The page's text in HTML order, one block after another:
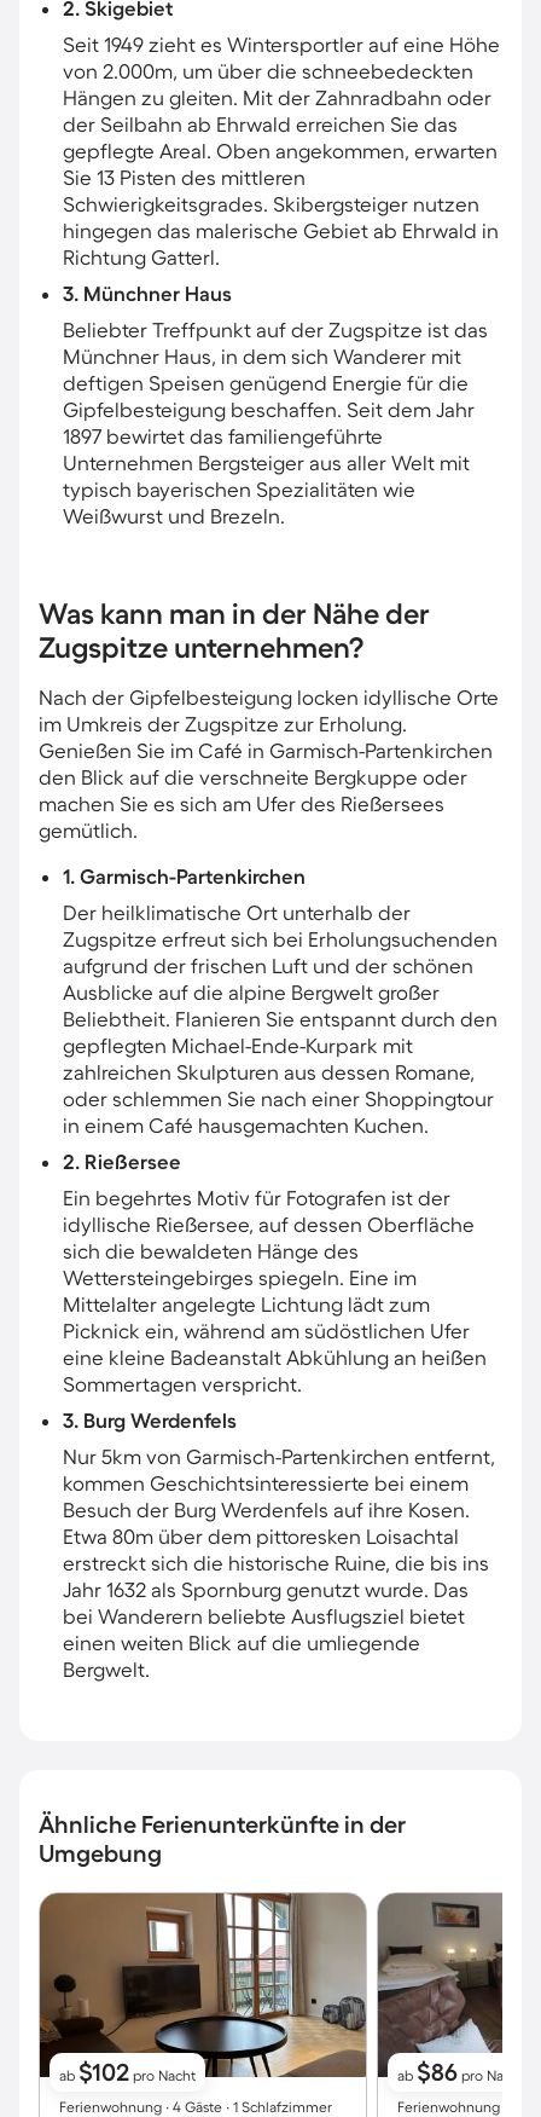
2. Skigebiet
Seit 1949 zieht es Wintersportler auf eine Höhe
von 2.000m, um über die schneebedeckten
Hängen zu gleiten. Mit der Zahnradbahn oder
der Seilbahn ab Ehrwald erreichen Sie das
gepflegte Areal. Oben angekommen, erwarten
Sie 13 Pisten des mittleren
Schwierigkeitsgrades. Skibergsteiger nutzen
hingegen das malerische Gebiet ab Ehrwald in
Richtung Gatterl.
3. Münchner Haus
Beliebter Treffpunkt auf der Zugspitze ist das
Münchner Haus, in dem sich Wanderer mit
deftigen Speisen genügend Energie für die
Gipfelbesteigung beschaffen. Seit dem Jahr
1897 bewirtet das familiengeführte
Unternehmen Bergsteiger aus aller Welt mit
typisch bayerischen Spezialitäten wie
Weißwurst und Brezeln.
Was kann man in der Nähe der
Zugspitze unternehmen?
Nach der Gipfelbesteigung locken idyllische Orte
im Umkreis der Zugspitze zur Erholung.
Genießen Sie im Café in Garmisch-Partenkirchen
den Blick auf die verschneite Bergkuppe oder
machen Sie es sich am Ufer des Rießersees
gemütlich.
1. Garmisch-Partenkirchen
Der heilklimatische Ort unterhalb der
Zugspitze erfreut sich bei Erholungsuchenden
aufgrund der frischen Luft und der schönen
Ausblicke auf die alpine Bergwelt großer
Beliebtheit. Flanieren Sie entspannt durch den
gepflegten Michael-Ende-Kurpark mit
zahlreichen Skulpturen aus dessen Romane,
oder schlemmen Sie nach einer Shoppingtour
in einem Café hausgemachten Kuchen.
2. Rießersee
Ein begehrtes Motiv für Fotografen ist der
idyllische Rießersee, auf dessen Oberfläche
sich die bewaldeten Hänge des
Wettersteingebirges spiegeln. Eine im
Mittelalter angelegte Lichtung lädt zum
Picknick ein, während am südöstlichen Ufer
eine kleine Badeanstalt Abkühlung an heißen
Sommertagen verspricht.
3. Burg Werdenfels
Nur 5km von Garmisch-Partenkirchen entfernt,
kommen Geschichtsinteressierte bei einem
Besuch der Burg Werdenfels auf ihre Kosen.
Etwa 80m über dem pittoresken Loisachtal
erstreckt sich die historische Ruine, die bis ins
Jahr 1632 als Spornburg genutzt wurde. Das
bei Wanderern beliebte Ausflugsziel bietet
einen weiten Blick auf die umliegende
Bergwelt.
Ähnliche Ferienunterkünfte in der
Umgebung
ab $102 pro Nacht
Ferienwohnung ∙ 4 Gäste ∙ 1 Schlafzimmer
ab $86 pro Nacht
Ferienwohnung ∙ 2